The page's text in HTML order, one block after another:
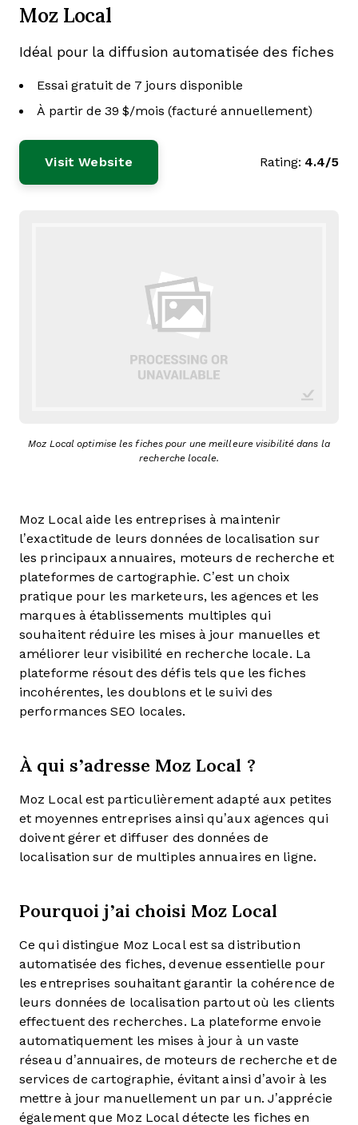
Moz Local
Idéal pour la diffusion automatisée des fiches
Essai gratuit de 7 jours disponible
À partir de 39 $/mois (facturé annuellement)
Visit Website Rating: 4.4/5
Moz Local optimise les fiches pour une meilleure visibilité dans la
recherche locale.
Moz Local aide les entreprises à maintenir
l’exactitude de leurs données de localisation sur
les principaux annuaires, moteurs de recherche et
plateformes de cartographie. C’est un choix
pratique pour les marketeurs, les agences et les
marques à établissements multiples qui
souhaitent réduire les mises à jour manuelles et
améliorer leur visibilité en recherche locale. La
plateforme résout des défis tels que les fiches
incohérentes, les doublons et le suivi des
performances SEO locales.
À qui s’adresse Moz Local ?
Moz Local est particulièrement adapté aux petites
et moyennes entreprises ainsi qu’aux agences qui
doivent gérer et diffuser des données de
localisation sur de multiples annuaires en ligne.
Pourquoi j’ai choisi Moz Local
Ce qui distingue Moz Local est sa distribution
automatisée des fiches, devenue essentielle pour
les entreprises souhaitant garantir la cohérence de
leurs données de localisation partout où les clients
effectuent des recherches. La plateforme envoie
automatiquement les mises à jour à un vaste
réseau d’annuaires, de moteurs de recherche et de
services de cartographie, évitant ainsi d’avoir à les
mettre à jour manuellement un par un. J’apprécie
également que Moz Local détecte les fiches en